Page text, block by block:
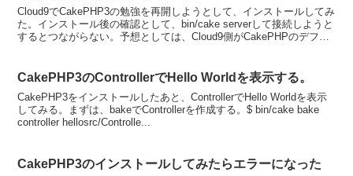
Cloud9でCakePHP3の勉強を再開しようとして、インストールしてみ
た。インストール後の確認として、bin/cake serverして接続しようと
するとつながらない。予想としては、Cloud9側がCakePHPのデフォ
CakePHP3のControllerでHello Worldを表示する。
CakePHP3をインストールしたあと、ControllerでHello Worldを表示
してみる。まずは、bakeでControllerを作成する。$ bin/cake bake
controller hellosrc/Controlle...
CakePHP3のインストールしてみたらエラーになった